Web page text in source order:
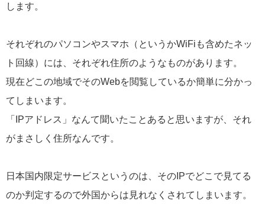
します。
それぞれのパソコンやスマホ（というかWiFiも含めたネッ
ト回線）には、それぞれ住所のようなものがあります。
現在どこの地域でそのWebを閲覧しているか簡単に分かっ
てしまいます。
「IPアドレス」なんて聞いたことあると思いますが、それ
がまさしく住所なんです。
日本国内限定サービスというのは、そのIPでどこで見てる
のか判定するので外国からは見れなくされてしまいます。